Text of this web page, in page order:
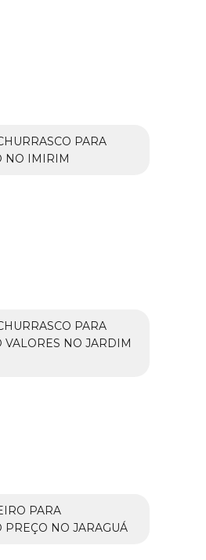
PARA
NO IMIRIM
PARA
VALORES NO JARDIM
PARA
PREÇO NO JARAGUÁ